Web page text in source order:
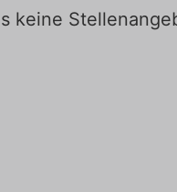
keine